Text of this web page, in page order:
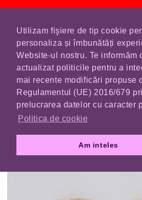
Utilizam fişiere de tip cookie
personaliza și îmbunătăți
Website-ul nostru. Te informăm
actualizat politicile pentru a
mai recente modificări propuse
Regulamentul (UE) 2016/679
prelucrarea datelor cu caracter
Politica de cookie
Am inteles
IN CURAND INCHIDEM LISTA DE COMENZI
RUGAM SA VA PLASATI
Prima pagină CERCEI